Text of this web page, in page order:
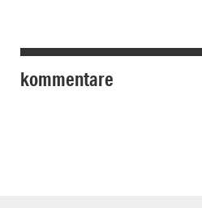
kommentare